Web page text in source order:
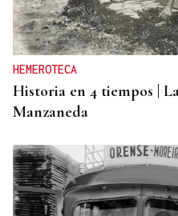
HEMEROTECA
Historia en 4 tiempos |
Manzaneda